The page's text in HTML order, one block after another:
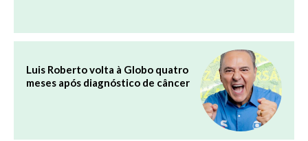
Luis Roberto volta à Globo quatro
meses após diagnóstico de câncer